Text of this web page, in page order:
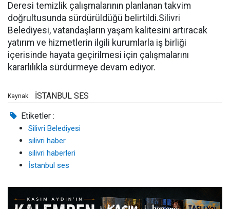
Deresi temizlik çalışmalarının planlanan takvim
doğrultusunda sürdürüldüğü belirtildi.Silivri
Belediyesi, vatandaşların yaşam kalitesini artıracak
yatırım ve hizmetlerin ilgili kurumlarla iş birliği
içerisinde hayata geçirilmesi için çalışmalarını
kararlılıkla sürdürmeye devam ediyor.
Kaynak: İSTANBUL SES
Etiketler :
Silivri Belediyesi
silivri haber
silivri haberleri
İstanbul ses